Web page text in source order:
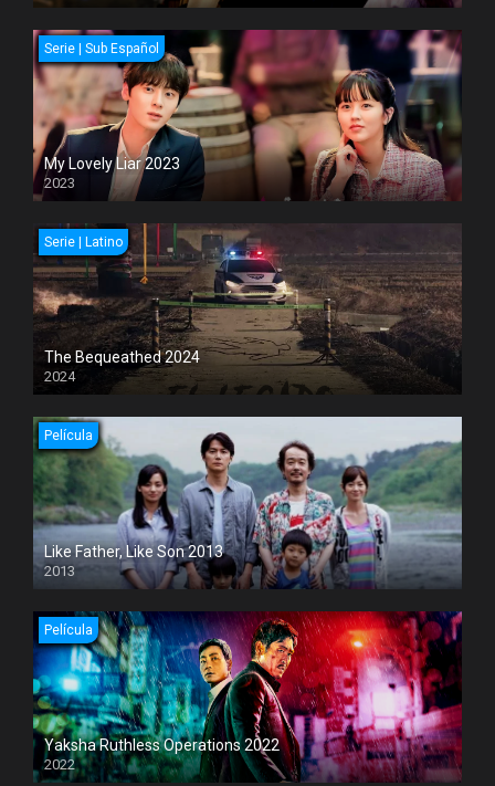
Serie | Sub Español
My Lovely Liar 2023
2023
Serie | Latino
The Bequeathed 2024
2024
Película
Like Father, Like Son 2013
2013
Película
Yaksha Ruthless Operations 2022
2022